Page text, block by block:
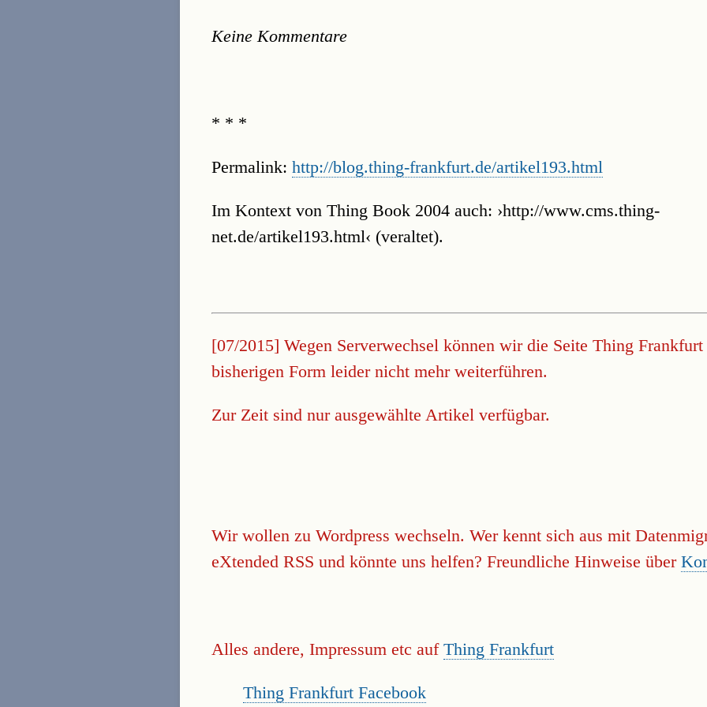
Keine Kommentare
* * *
Permalink: http://blog.thing-frankfurt.de/artikel193.html
Im Kontext von Thing Book 2004 auch: ›http://www.cms.thing-
net.de/artikel193.html‹ (veraltet).
[07/2015] Wegen Serverwechsel können wir die Seite Thing
bisherigen Form leider nicht mehr weiterführen.
Zur Zeit sind nur ausgewählte Artikel verfügbar.
Wir wollen zu Wordpress wechseln. Wer kennt sich aus mit
eXtended RSS und könnte uns helfen? Freundliche Hinweise über
Alles andere, Impressum etc auf Thing Frankfurt
Thing Frankfurt Facebook